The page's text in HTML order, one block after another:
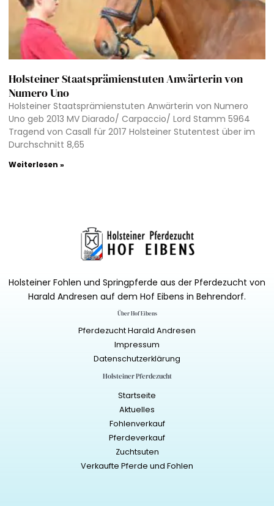
Holsteiner Staatsprämienstuten Anwärterin von
Numero Uno
Holsteiner Staatsprämienstuten Anwärterin von Numero
Uno geb 2013 MV Diarado/ Carpaccio/ Lord Stamm 5964
Tragend von Casall für 2017 Holsteiner Stutentest über im
Durchschnitt 8,65
Weiterlesen »
Holsteiner Fohlen und Springpferde aus der Pferdezucht von
Harald Andresen auf dem Hof Eibens in Behrendorf.
Über Hof Eibens
Pferdezucht Harald Andresen
Impressum
Datenschutzerklärung
Holsteiner Pferdezucht
Startseite
Aktuelles
Fohlenverkauf
Pferdeverkauf
Zuchtsuten
Verkaufte Pferde und Fohlen